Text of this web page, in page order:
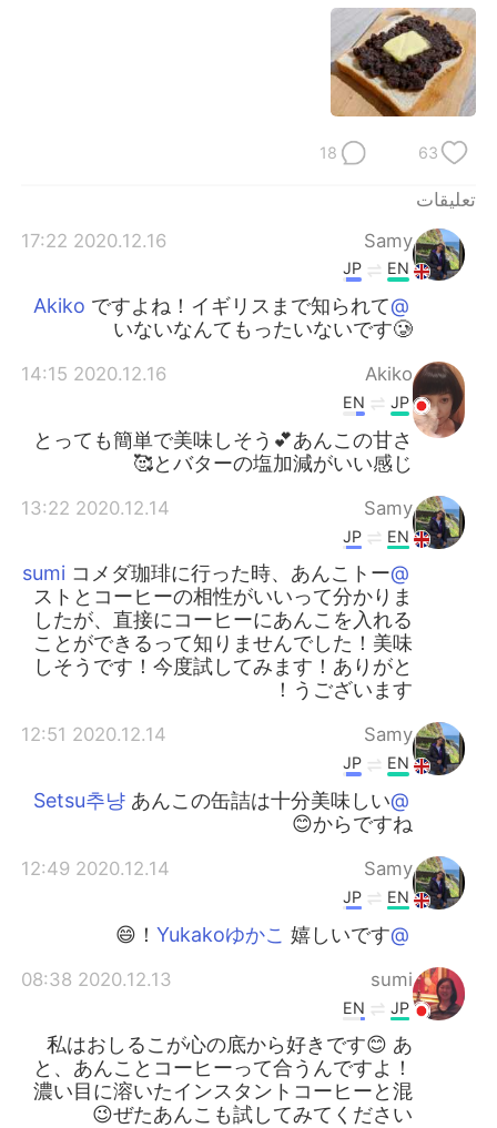
63
18
تعليقات
Samy
2020.12.16 17:22
EN
JP
@Akiko
ですよね！イギリスまで知られて
いないなんてもったいないです🥲
Akiko
2020.12.16 14:15
JP
EN
とっても簡単で美味しそう💕あんこの甘さ
とバターの塩加減がいい感じ🥰
Samy
2020.12.14 13:22
EN
JP
@sumi
コメダ珈琲に行った時、あんこトー
ストとコーヒーの相性がいいって分かりま
したが、直接にコーヒーにあんこを入れる
ことができるって知りませんでした！美味
しそうです！今度試してみます！ありがと
うございます！
Samy
2020.12.14 12:51
EN
JP
@Setsu추냥
あんこの缶詰は十分美味しい
からですね😊
Samy
2020.12.14 12:49
EN
JP
@Yukakoゆかこ
嬉しいです！😄
sumi
2020.12.13 08:38
JP
EN
私はおしるこが心の底から好きです😊 あ
と、あんことコーヒーって合うんですよ！
濃い目に溶いたインスタントコーヒーと混
ぜたあんこも試してみてください😉